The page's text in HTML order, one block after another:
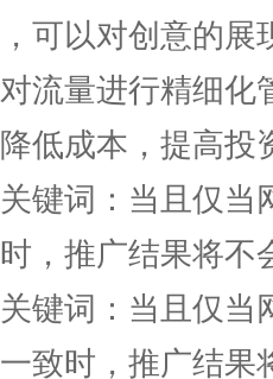
可以对创意的展
流量进行精细化
低成本，提高投
键词：当且仅当
，推广结果将不
键词：当且仅当
致时，推广结果